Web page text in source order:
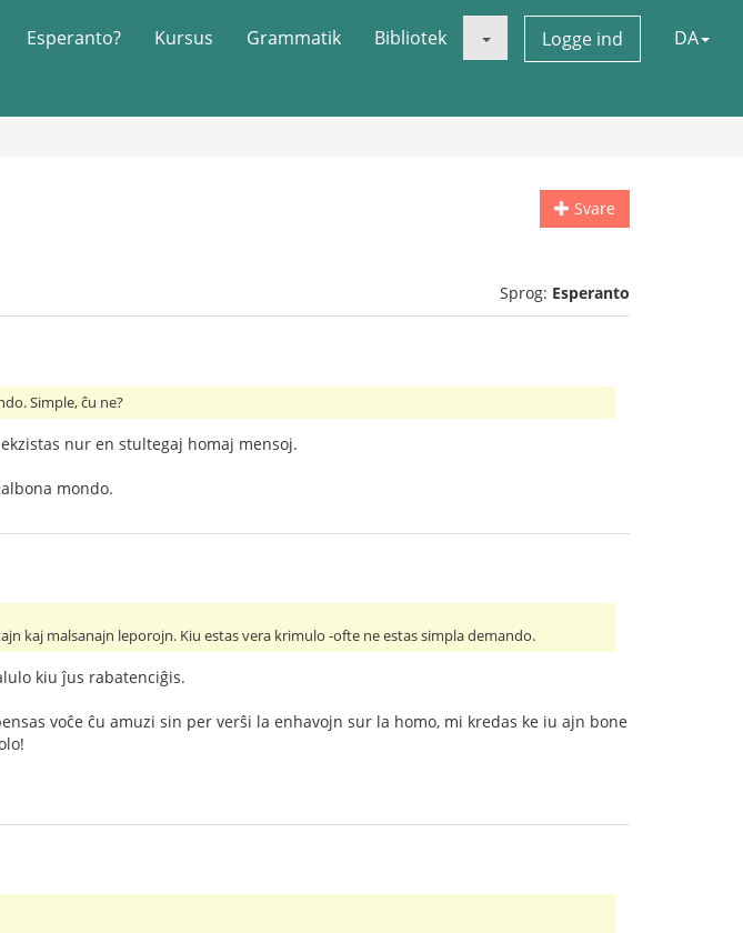
Esperanto? Kursus Grammatik Bibliotek Logge ind DA
Svare
Sprog: Esperanto
Simple, ĉu ne?
nur en stultegaj homaj mensoj.
mondo.
kaj malsanajn leporojn. Kiu estas vera krimulo -ofte ne estas simpla demando.
kiu ĵus rabatenciĝis.
voĉe ĉu amuzi sin per verŝi la enhavojn sur la homo, mi kredas ke iu ajn bone